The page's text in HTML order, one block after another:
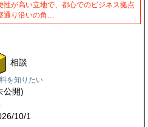
が高い立地で、都心でのビジネス拠点
通り沿いの角…
相談
を知りたい
公開)
10/1